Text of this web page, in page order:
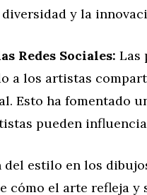
y la
Redes Sociales: Las
a los artistas
Esto ha fomentado
pueden
estilo en los
cómo el arte refleja y